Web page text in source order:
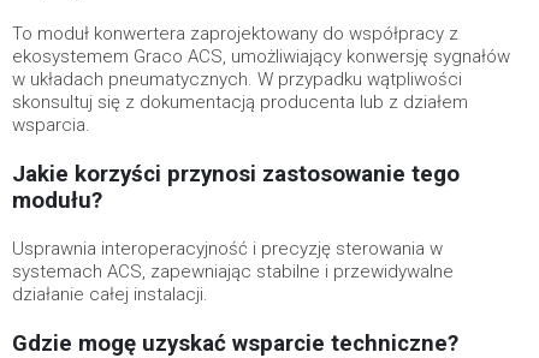
To moduł konwertera zaprojektowany do współpracy z
ekosystemem Graco ACS, umożliwiający konwersję sygnałów
w układach pneumatycznych. W przypadku wątpliwości
skonsultuj się z dokumentacją producenta lub z działem
wsparcia.
Jakie korzyści przynosi zastosowanie tego
modułu?
Usprawnia interoperacyjność i precyzję sterowania w
systemach ACS, zapewniając stabilne i przewidywalne
działanie całej instalacji.
Gdzie mogę uzyskać wsparcie techniczne?